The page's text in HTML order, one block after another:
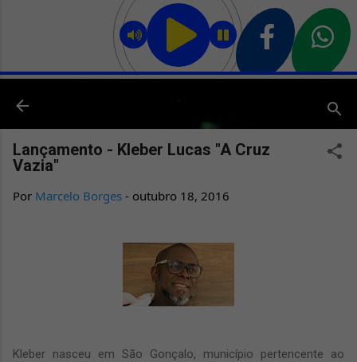
Pular para o conteúdo principal
Lançamento - Kleber Lucas "A Cruz
Vazia"
Por Marcelo Borges - outubro 18, 2016
Kleber nasceu em São Gonçalo, município pertencente ao